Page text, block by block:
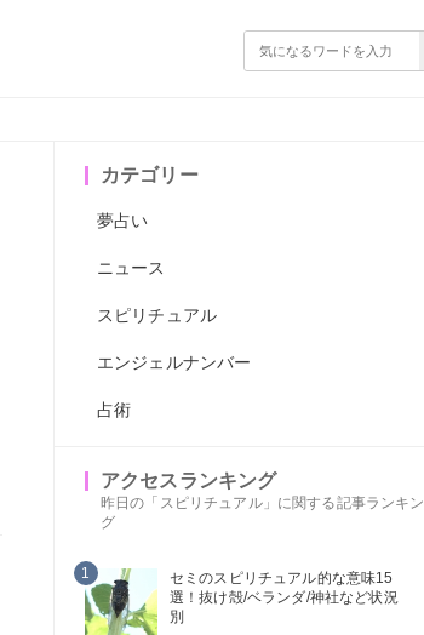
カテゴリー
夢占い
ニュース
スピリチュアル
エンジェルナンバー
占術
アクセスランキング
昨日の「スピリチュアル」に関する記事ランキン
グ
1
セミのスピリチュアル的な意味15
選！抜け殻/ベランダ/神社など状況
別